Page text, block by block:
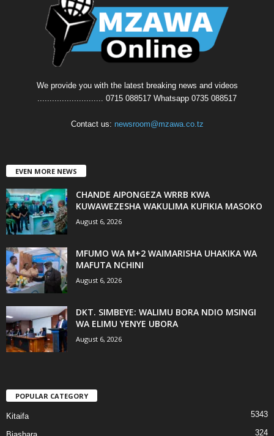
We provide you with the latest breaking news and videos
........................... 0715 088517 Whatsapp 0735 088517
Contact us: newsroom@mzawa.co.tz
EVEN MORE NEWS
CHANDE AIPONGEZA WRRB KWA
KUWAWEZESHA WAKULIMA KUFIKIA MASOKO
August 6, 2026
MFUMO WA M+2 WAIMARISHA UHAKIKA WA
MAFUTA NCHINI
August 6, 2026
DKT. SIMBEYE: WALIMU BORA NDIO MSINGI
WA ELIMU YENYE UBORA
August 6, 2026
POPULAR CATEGORY
Kitaifa 5343
324